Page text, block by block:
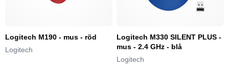
Logitech M190 - mus - röd
Logitech
Logitech M330 SILENT PLUS -
mus - 2.4 GHz - blå
Logitech